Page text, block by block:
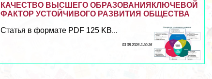
КАЧЕСТВО ВЫСШЕГО ОБРАЗОВАНИЯКЛЮЧЕВОЙ
ФАКТОР УСТОЙЧИВОГО РАЗВИТИЯ ОБЩЕСТВА
Статья в формате PDF 125 KB...
03 08 2026 2:20:36